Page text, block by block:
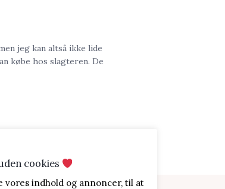
jeg kan altså ikke lide
købe hos slagteren. De
cookies
vores indhold og annoncer, til at